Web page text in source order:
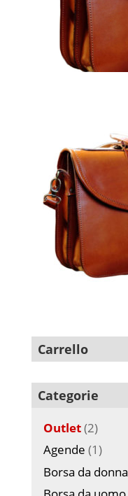
Carrello
Categorie
Outlet(2)
Agende (1)
Borsa da donna